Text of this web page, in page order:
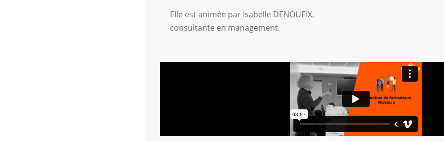
Elle est animée par Isabelle DENOUEIX,
consultante en management.